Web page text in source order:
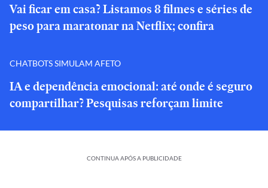
Vai ficar em casa? Listamos 8 filmes e séries de
peso para maratonar na Netflix; confira
CHATBOTS SIMULAM AFETO
IA e dependência emocional: até onde é seguro
compartilhar? Pesquisas reforçam limite
CONTINUA APÓS A PUBLICIDADE